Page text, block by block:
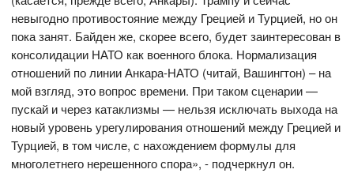
невыгодно противостояние между Грецией и Турцией, но он
пока занят. Байден же, скорее всего, будет заинтересован в
консолидации НАТО как военного блока. Нормализация
отношений по линии Анкара-НАТО (читай, Вашингтон) – на
мой взгляд, это вопрос времени. При таком сценарии —
пускай и через катаклизмы — нельзя исключать выхода на
новый уровень урегулирования отношений между Грецией и
Турцией, в том числе, с нахождением формулы для
многолетнего нерешенного спора», - подчеркнул он.